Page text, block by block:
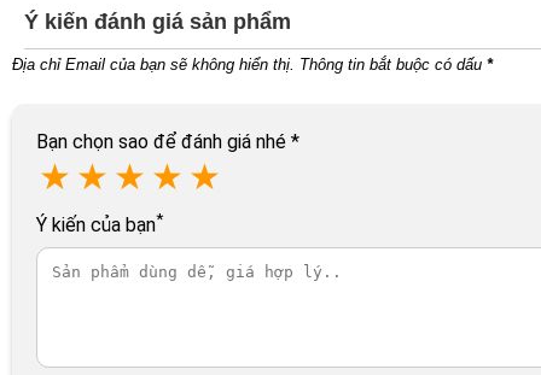
Ý kiến đánh giá sản phẩm
Địa chỉ Email của bạn sẽ không hiển thị. Thông tin bắt buộc có dấu *
Bạn chọn sao để đánh giá nhé *
★ ★ ★ ★ ★
Ý kiến của bạn*